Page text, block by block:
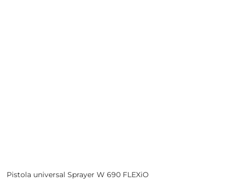
Pistola universal Sprayer W 690 FLEXiO